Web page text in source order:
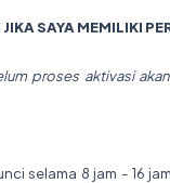
SAYA MEMILIKI
proses aktivasi
selama 8 jam - 16